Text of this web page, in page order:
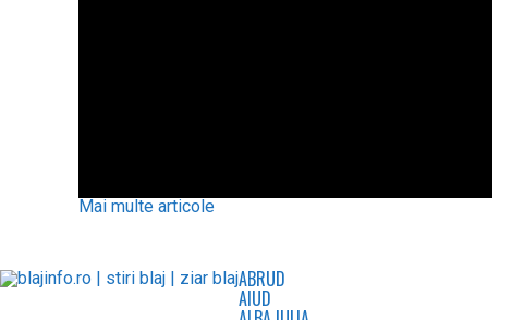
Mai multe articole
ABRUD
AIUD